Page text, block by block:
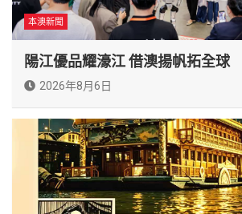
本澳新聞
陽江優品耀濠江 借澳揚帆拓全球
2026年8月6日